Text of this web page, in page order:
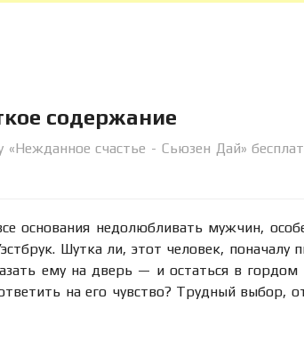
содержание
счастье - Сьюзен Дай»
основания недолюбливать мужчин,
Шутка ли, этот человек, поначалу
ему на дверь — и остаться в
на его чувство? Трудный выбор,